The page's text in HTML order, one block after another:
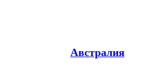
Австралия